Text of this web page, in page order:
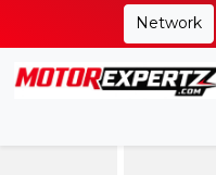
Network